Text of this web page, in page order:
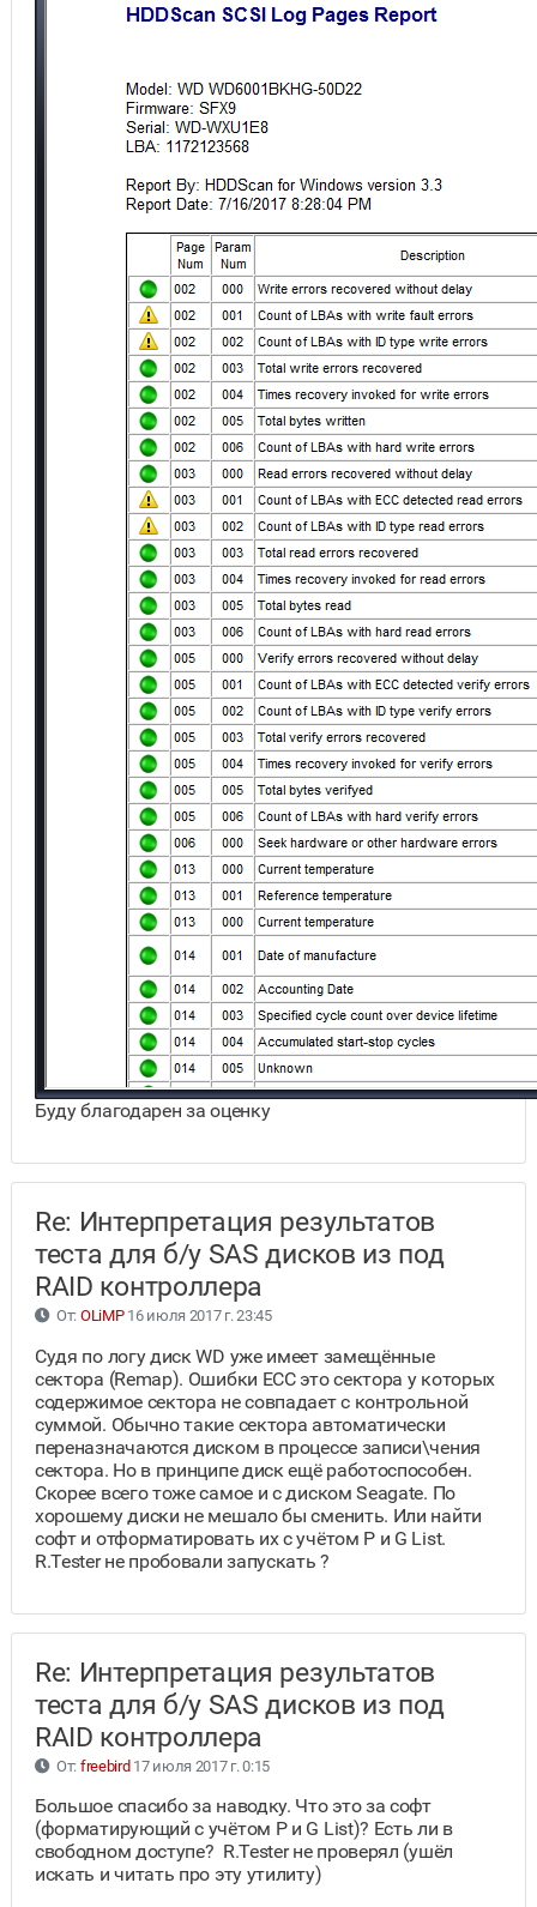
Буду благодарен за оценку
Re: Интерпретация результатов
теста для б/у SAS дисков из под
RAID контроллера
От: OLiMP16 июля 2017 г. 23:45
Судя по логу диск WD уже имеет замещённые
сектора (Remap). Ошибки ЕСС это сектора у которых
содержимое сектора не совпадает с контрольной
суммой. Обычно такие сектора автоматически
переназначаются диском в процессе записи\чения
сектора. Но в принципе диск ещё работоспособен.
Скорее всего тоже самое и с диском Seagate. По
хорошему диски не мешало бы сменить. Или найти
софт и отформатировать их с учётом P и G List.
R.Tester не пробовали запускать ?
Re: Интерпретация результатов
теста для б/у SAS дисков из под
RAID контроллера
От: freebird 17 июля 2017 г. 0:15
Большое спасибо за наводку. Что это за софт
(форматирующий с учётом P и G List)? Есть ли в
свободном доступе? R.Tester не проверял (ушёл
искать и читать про эту утилиту)